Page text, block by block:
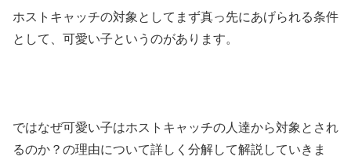
ホストキャッチの対象としてまず真っ先にあげられる条件
として、可愛い子というのがあります。
ではなぜ可愛い子はホストキャッチの人達から対象とされ
るのか？の理由について詳しく分解して解説していきま